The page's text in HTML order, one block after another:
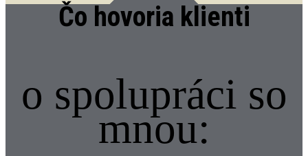
Čo hovoria klienti
o spolupráci so
mnou: